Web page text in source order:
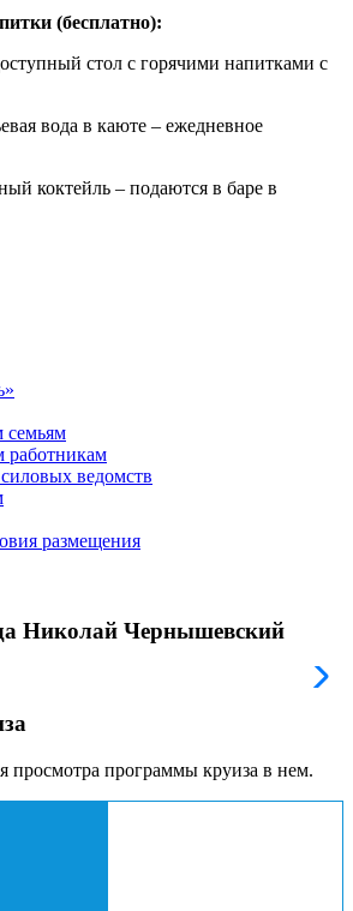
(бесплатно):
стол с горячими напитками с
вода в каюте – ежедневное
коктейль – подаются в баре в
семьям
работникам
ведомств
размещения
Николай Чернышевский
просмотра программы круиза в нем.